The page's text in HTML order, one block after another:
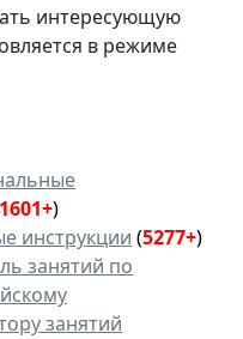
интересующую
в режиме
1601+)
инструкции (5277+)
занятий по
занятий